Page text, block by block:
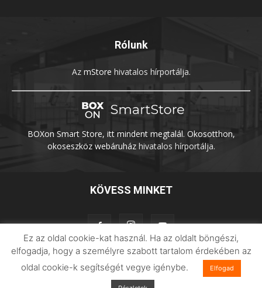
Rólunk
Az mStore hivatalos hírportálja.
BOXon Smart Store, itt mindent megtalál. Okosotthon,
okoseszköz webáruházhivatalos hírportálja.
KÖVESS MINKET
Adatvédelem Impresszum Imilab
Ez az oldal cookie-kat használ. Ha az oldalt böngészi,
elfogadja, hogy a személyre szabott tartalom érdekében az
oldal cookie-k segítségét vegye igénybe.
Elfogad